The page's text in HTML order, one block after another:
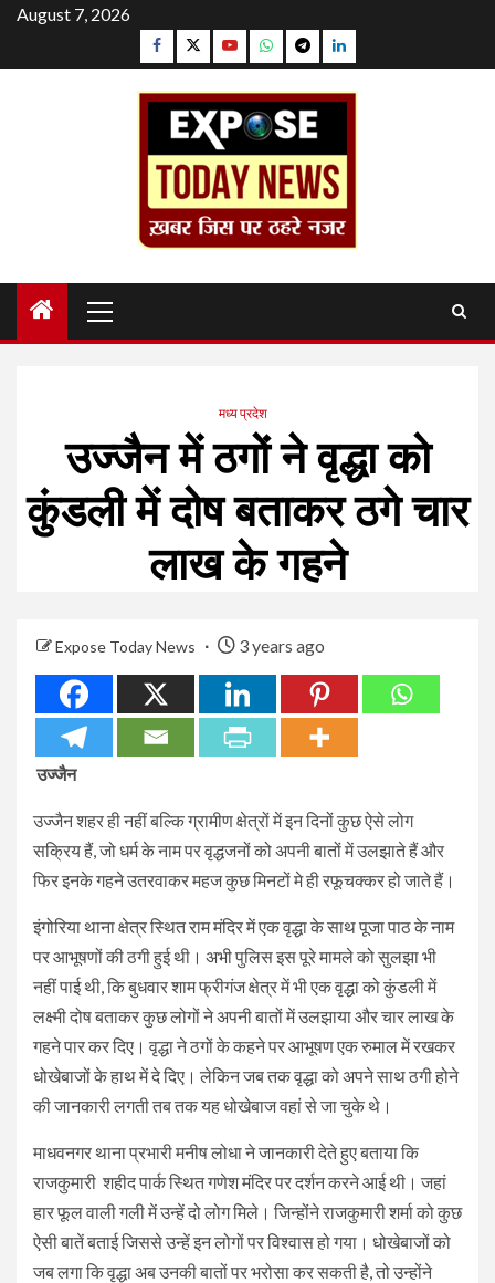
Skip
content
August 7, 2026
Facebook
TwitterYouTubeWhatsapp
TelegramLinkedin
Menu
मध्य प्रदेश
उज्जैन में ठगों ने वृद्धा को
कुंडली में दोष बताकर ठगे चार
लाख के गहने
Expose Today News 3 years ago
उज्जैन
उज्जैन शहर ही नहीं बल्कि ग्रामीण क्षेत्रों में इन दिनों कुछ ऐसे लोग
सक्रिय हैं, जो धर्म के नाम पर वृद्धजनों को अपनी बातों में उलझाते हैं और
फिर इनके गहने उतरवाकर महज कुछ मिनटों मे ही रफूचक्कर हो जाते हैं।
इंगोरिया थाना क्षेत्र स्थित राम मंदिर में एक वृद्धा के साथ पूजा पाठ के नाम
पर आभूषणों की ठगी हुई थी। अभी पुलिस इस पूरे मामले को सुलझा भी
नहीं पाई थी, कि बुधवार शाम फ्रीगंज क्षेत्र में भी एक वृद्धा को कुंडली में
लक्ष्मी दोष बताकर कुछ लोगों ने अपनी बातों में उलझाया और चार लाख के
गहने पार कर दिए। वृद्धा ने ठगों के कहने पर आभूषण एक रुमाल में रखकर
धोखेबाजों के हाथ में दे दिए। लेकिन जब तक वृद्धा को अपने साथ ठगी होने
की जानकारी लगती तब तक यह धोखेबाज वहां से जा चुके थे।
माधवनगर थाना प्रभारी मनीष लोधा ने जानकारी देते हुए बताया कि
राजकुमारी शहीद पार्क स्थित गणेश मंदिर पर दर्शन करने आई थी। जहां
हार फूल वाली गली में उन्हें दो लोग मिले। जिन्होंने राजकुमारी शर्मा को कुछ
ऐसी बातें बताई जिससे उन्हें इन लोगों पर विश्वास हो गया। धोखेबाजों को
जब लगा कि वृद्धा अब उनकी बातों पर भरोसा कर सकती है, तो उन्होंने